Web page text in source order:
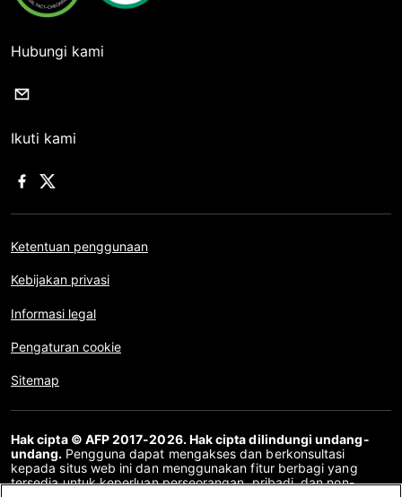
Hubungi kami
Ikuti kami
Ketentuan penggunaan
Kebijakan privasi
Informasi legal
Pengaturan cookie
Sitemap
Hak cipta © AFP 2017-2026. Hak cipta dilindungi undang-
undang. Pengguna dapat mengakses dan berkonsultasi
kepada situs web ini dan menggunakan fitur berbagi yang
tersedia untuk keperluan perseorangan, pribadi, dan non-